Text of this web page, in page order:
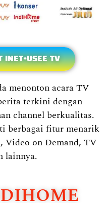
INET+USEE TV
menonton acara TV
terkini dengan
channel berkualitas.
berbagai fitur menarik
Video on Demand, TV
lainnya.